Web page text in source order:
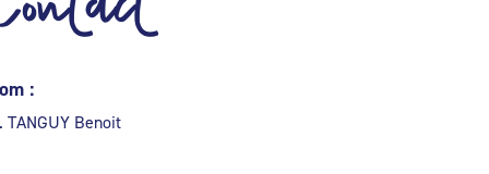
:
TANGUY Benoit